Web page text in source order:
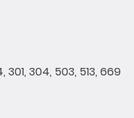
301, 304, 503, 513, 669